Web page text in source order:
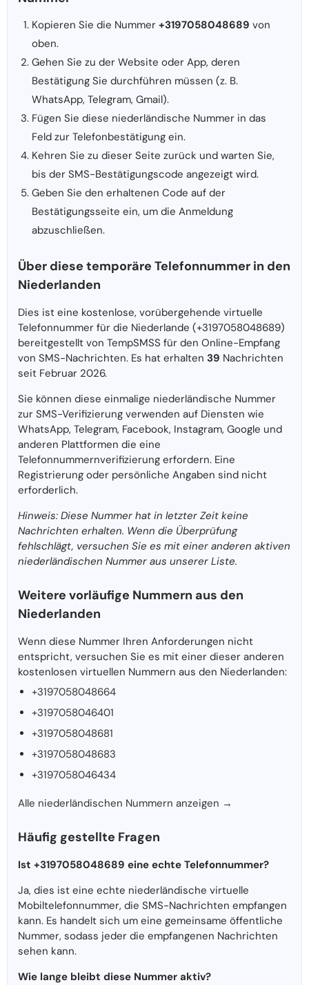
Kopieren Sie die Nummer +3197058048689 von
oben.
Gehen Sie zu der Website oder App, deren
Bestätigung Sie durchführen müssen (z. B.
WhatsApp, Telegram, Gmail).
Fügen Sie diese niederländische Nummer in das
Feld zur Telefonbestätigung ein.
Kehren Sie zu dieser Seite zurück und warten Sie,
bis der SMS-Bestätigungscode angezeigt wird.
Geben Sie den erhaltenen Code auf der
Bestätigungsseite ein, um die Anmeldung
abzuschließen.
Über diese temporäre Telefonnummer in den
Niederlanden
Dies ist eine kostenlose, vorübergehende virtuelle
Telefonnummer für die Niederlande (+3197058048689)
bereitgestellt von TempSMSS für den Online-Empfang
von SMS-Nachrichten. Es hat erhalten 39 Nachrichten
seit Februar 2026.
Sie können diese einmalige niederländische Nummer
zur SMS-Verifizierung verwenden auf Diensten wie
WhatsApp, Telegram, Facebook, Instagram, Google und
anderen Plattformen die eine
Telefonnummernverifizierung erfordern. Eine
Registrierung oder persönliche Angaben sind nicht
erforderlich.
Hinweis: Diese Nummer hat in letzter Zeit keine
Nachrichten erhalten. Wenn die Überprüfung
fehlschlägt, versuchen Sie es mit einer anderen aktiven
niederländischen Nummer aus unserer Liste.
Weitere vorläufige Nummern aus den
Niederlanden
Wenn diese Nummer Ihren Anforderungen nicht
entspricht, versuchen Sie es mit einer dieser anderen
kostenlosen virtuellen Nummern aus den Niederlanden:
+3197058048664
+3197058046401
+3197058048681
+3197058048683
+3197058046434
Alle niederländischen Nummern anzeigen →
Häufig gestellte Fragen
Ist +3197058048689 eine echte Telefonnummer?
Ja, dies ist eine echte niederländische virtuelle
Mobiltelefonnummer, die SMS-Nachrichten empfangen
kann. Es handelt sich um eine gemeinsame öffentliche
Nummer, sodass jeder die empfangenen Nachrichten
sehen kann.
Wie lange bleibt diese Nummer aktiv?